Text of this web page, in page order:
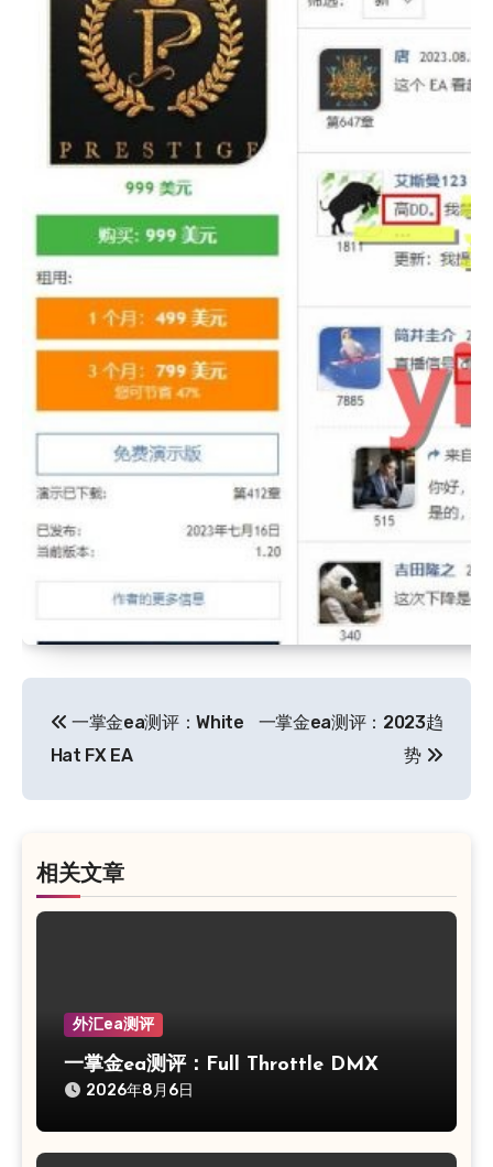
章
导
一掌金ea测评：White
Hat FX EA
一掌金ea测评：2023趋
势
相关文章
外汇ea测评
一掌金ea测评：Full Throttle DMX
2026年8月6日